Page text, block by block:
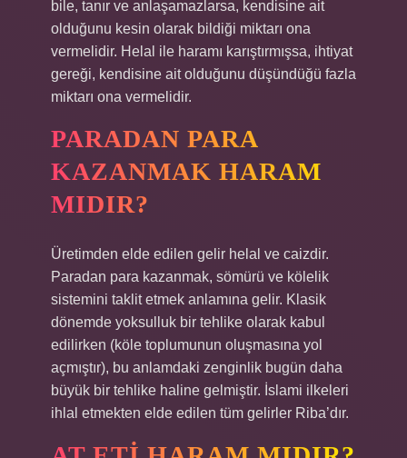
bile, tanır ve anlaşamazlarsa, kendisine ait
olduğunu kesin olarak bildiği miktarı ona
vermelidir. Helal ile haramı karıştırmışsa, ihtiyat
gereği, kendisine ait olduğunu düşündüğü fazla
miktarı ona vermelidir.
PARADAN PARA
KAZANMAK HARAM
MIDIR?
Üretimden elde edilen gelir helal ve caizdir.
Paradan para kazanmak, sömürü ve kölelik
sistemini taklit etmek anlamına gelir. Klasik
dönemde yoksulluk bir tehlike olarak kabul
edilirken (köle toplumunun oluşmasına yol
açmıştır), bu anlamdaki zenginlik bugün daha
büyük bir tehlike haline gelmiştir. İslami ilkeleri
ihlal etmekten elde edilen tüm gelirler Riba’dır.